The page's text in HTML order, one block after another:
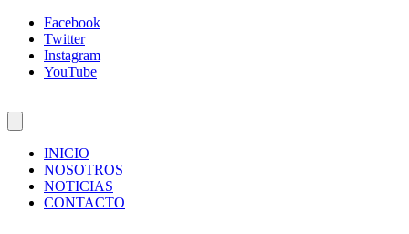
Facebook
Twitter
Instagram
YouTube
INICIO
NOSOTROS
NOTICIAS
CONTACTO